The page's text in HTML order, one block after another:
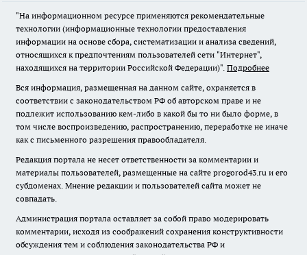
"На информационном ресурсе применяются рекомендательные
технологии (информационные технологии предоставления
информации на основе сбора, систематизации и анализа сведений,
относящихся к предпочтениям пользователей сети "Интернет",
находящихся на территории Российской Федерации)". Подробнее
Вся информация, размещенная на данном сайте, охраняется в
соответствии с законодательством РФ об авторском праве и не
подлежит использованию кем-либо в какой бы то ни было форме, в
том числе воспроизведению, распространению, переработке не иначе
как с письменного разрешения правообладателя.
Редакция портала не несет ответственности за комментарии и
материалы пользователей, размещенные на сайте progorod43.ru и его
субдоменах. Мнение редакции и пользователей сайта может не
совпадать.
Администрация портала оставляет за собой право модерировать
комментарии, исходя из соображений сохранения конструктивности
обсуждения тем и соблюдения законодательства РФ и